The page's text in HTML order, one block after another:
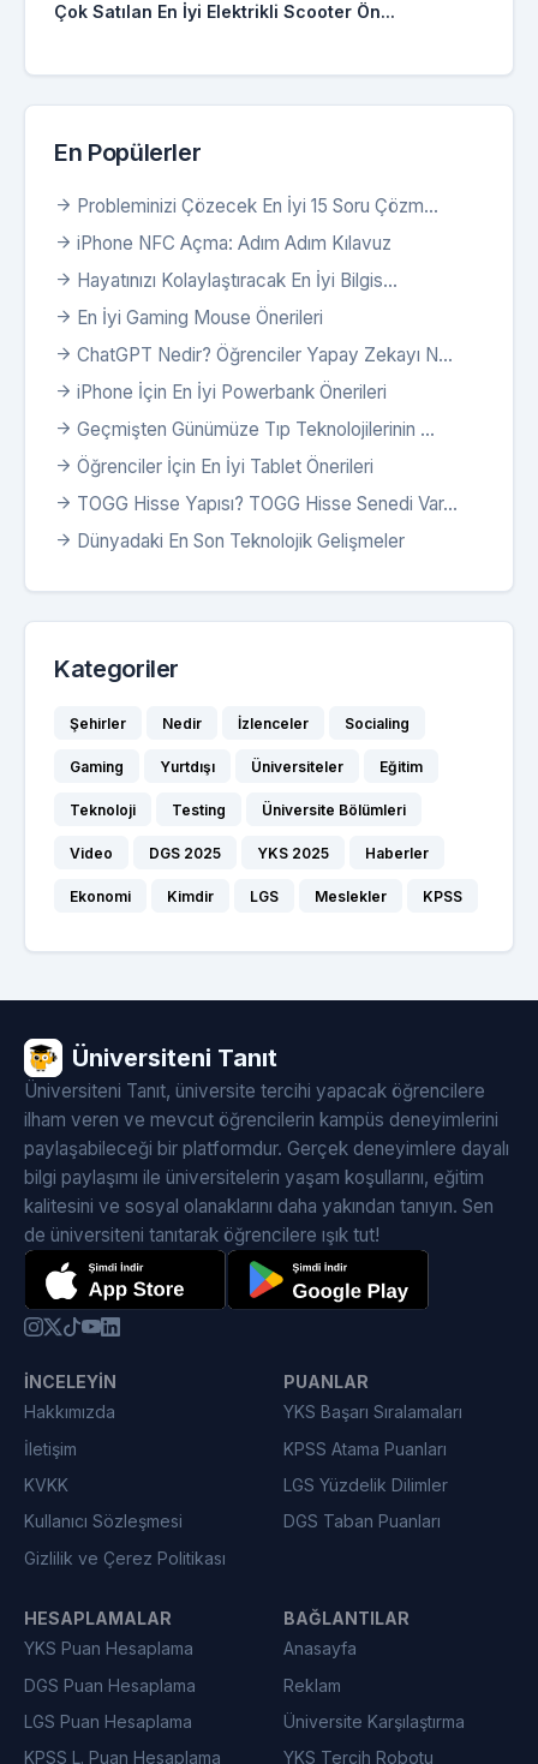
Çok Satılan En İyi Elektrikli Scooter Ön...
En Popülerler
Probleminizi Çözecek En İyi 15 Soru Çözm...
iPhone NFC Açma: Adım Adım Kılavuz
Hayatınızı Kolaylaştıracak En İyi Bilgis...
En İyi Gaming Mouse Önerileri
ChatGPT Nedir? Öğrenciler Yapay Zekayı N...
iPhone İçin En İyi Powerbank Önerileri
Geçmişten Günümüze Tıp Teknolojilerinin ...
Öğrenciler İçin En İyi Tablet Önerileri
TOGG Hisse Yapısı? TOGG Hisse Senedi Var...
Dünyadaki En Son Teknolojik Gelişmeler
Kategoriler
Şehirler Nedir İzlenceler Socialing
Gaming Yurtdışı Üniversiteler Eğitim
Teknoloji Testing Üniversite Bölümleri
Video DGS 2025 YKS 2025 Haberler
Ekonomi Kimdir LGS Meslekler KPSS
Üniversiteni Tanıt
Üniversiteni Tanıt, üniversite tercihi yapacak öğrencilere
ilham veren ve mevcut öğrencilerin kampüs deneyimlerini
paylaşabileceği bir platformdur. Gerçek deneyimlere dayalı
bilgi paylaşımı ile üniversitelerin yaşam koşullarını, eğitim
kalitesini ve sosyal olanaklarını daha yakından tanıyın. Sen
de üniversiteni tanıtarak öğrencilere ışık tut!
İNCELEYIN
Hakkımızda
İletişim
KVKK
Kullanıcı Sözleşmesi
Gizlilik ve Çerez Politikası
PUANLAR
YKS Başarı Sıralamaları
KPSS Atama Puanları
LGS Yüzdelik Dilimler
DGS Taban Puanları
HESAPLAMALAR
YKS Puan Hesaplama
DGS Puan Hesaplama
LGS Puan Hesaplama
KPSS L. Puan Hesaplama
BAĞLANTILAR
Anasayfa
Reklam
Üniversite Karşılaştırma
YKS Tercih Robotu